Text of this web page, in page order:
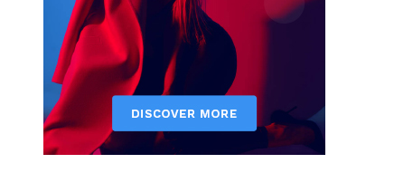
Albert Pujols